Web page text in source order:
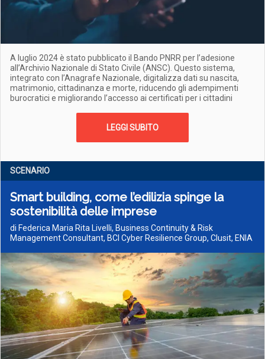
A luglio 2024 è stato pubblicato il Bando PNRR per l’adesione
all’Archivio Nazionale di Stato Civile (ANSC). Questo sistema,
integrato con l’Anagrafe Nazionale, digitalizza dati su nascita,
matrimonio, cittadinanza e morte, riducendo gli adempimenti
burocratici e migliorando l’accesso ai certificati per i cittadini
LEGGI SUBITO
SCENARIO
Smart building, come l’edilizia spinge la
sostenibilità delle imprese
di Federica Maria Rita Livelli, Business Continuity & Risk
Management Consultant, BCI Cyber Resilience Group, Clusit, ENIA